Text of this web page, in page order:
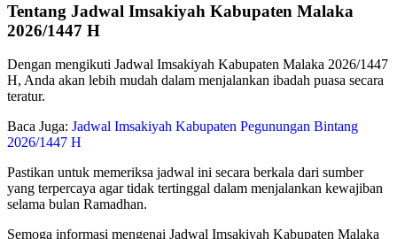
Tentang Jadwal Imsakiyah Kabupaten Malaka
2026/1447 H
Dengan mengikuti Jadwal Imsakiyah Kabupaten Malaka 2026/1447
H, Anda akan lebih mudah dalam menjalankan ibadah puasa secara
teratur.
Baca Juga: Jadwal Imsakiyah Kabupaten Pegunungan Bintang
2026/1447 H
Pastikan untuk memeriksa jadwal ini secara berkala dari sumber
yang terpercaya agar tidak tertinggal dalam menjalankan kewajiban
selama bulan Ramadhan.
Semoga informasi mengenai Jadwal Imsakiyah Kabupaten Malaka